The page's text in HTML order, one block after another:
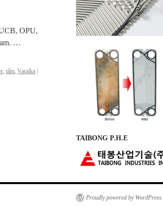
OPU,
…
, tấm, Varalka
TAIBONG P.H.E
Proudly powered by WordPress.